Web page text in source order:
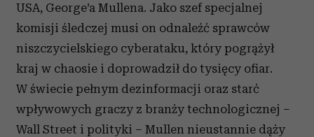
USA, George’a Mullena. Jako szef specjalnej
komisji śledczej musi on odnaleźć sprawców
niszczycielskiego cyberataku, który pogrążył
kraj w chaosie i doprowadził do tysięcy ofiar.
W świecie pełnym dezinformacji oraz starć
wpływowych graczy z branży technologicznej –
Wall Street i polityki – Mullen nieustannie dąży